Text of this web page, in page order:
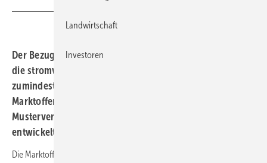
Der Bezug von Ökostrom direkt vom Produzenten ist für
die stromverbrauchenden Unternehmen komplex. Um
zumindest vertraglich Sicherheit zu bieten, hat die
Marktoffensive Erneuerbare Energien einen
Mustervertrag inklusive erklärender Dokumente
entwickelt.
Die Marktoffensive Erneuerbare Energien hat ein standardisiertes
Landwirtschaft
Investoren